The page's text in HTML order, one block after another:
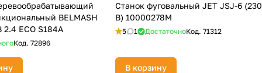
BELMASH
ECO S184A
Код. 72896
Станок фуговальный JET JSJ-6 (230
В) 10000278M
5 1 ДостаточноКод. 71312
В корзину